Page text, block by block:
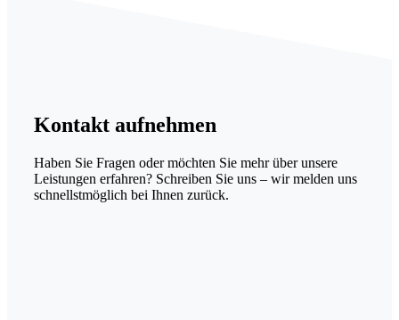
Kontakt aufnehmen
Haben Sie Fragen oder möchten Sie mehr über unsere
Leistungen erfahren? Schreiben Sie uns – wir melden uns
schnellstmöglich bei Ihnen zurück.